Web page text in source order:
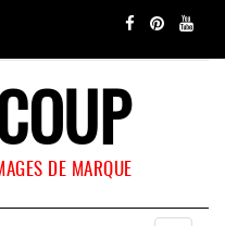
DE MARQUE